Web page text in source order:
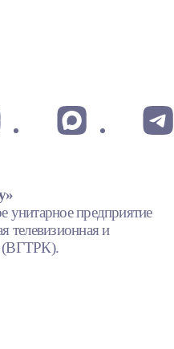
унитарное предприятие
телевизионная и
(ВГТРК).